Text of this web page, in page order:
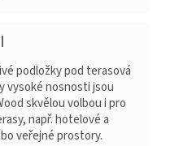
podložky pod terasová
vysoké nosnosti jsou
skvělou volbou i pro
např. hotelové a
veřejné prostory.